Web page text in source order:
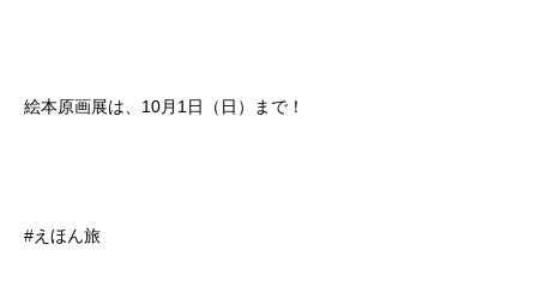
絵本原画展は、10月1日（日）まで！
#えほん旅